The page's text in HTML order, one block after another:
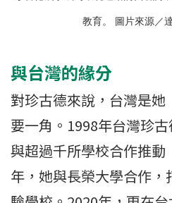
教育。 圖片來源／
與台灣的緣分
對珍古德來說，台灣是
要一角。1998年台灣珍
與超過千所學校合作推動
年，她與長榮大學合作